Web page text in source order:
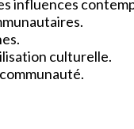
influences
culturelle.